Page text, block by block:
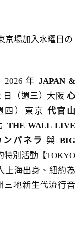
京場加入水曜日の
2026 年 JAPAN &
日（週三）大阪心
四）東京 代官山
THE WALL LIVE
ンパネラ 與BIG
特別活動【TOKYO
上海出身、紐約為
三地新生代流行音